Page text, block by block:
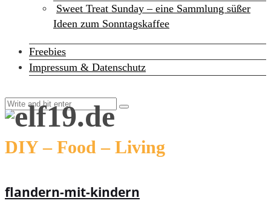
Sweet Treat Sunday – eine Sammlung süßer
Ideen zum Sonntagskaffee
Freebies
Impressum & Datenschutz
DIY – Food – Living
flandern-mit-kindern